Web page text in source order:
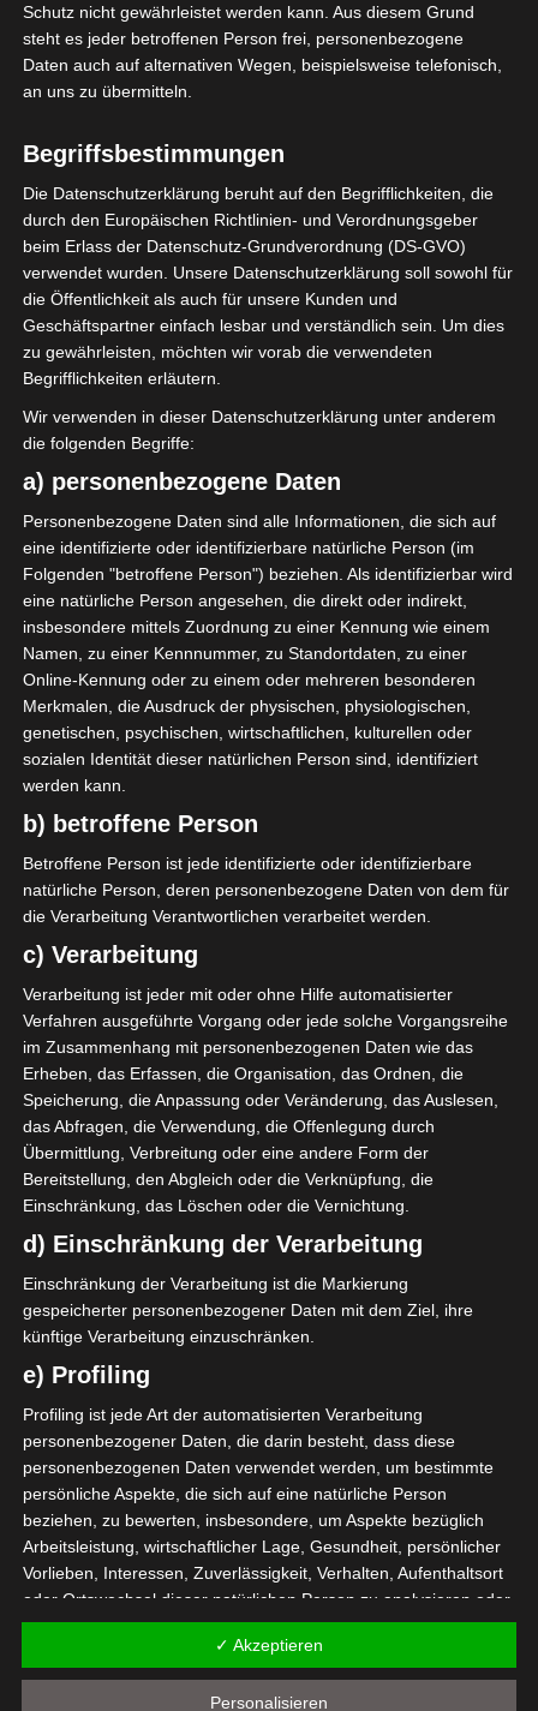
Sie befinden sich hier:Startseite» Spieler»Mohamed
Iyadh Riahi
Mohamed Iyadh Riahi
Voller Name
Position Defensivspieler
Aktuelles Team Stade Tunisien (ST)
Nationalität
Geburtstag
21. Dezember 2005
Alter 20
GESAMTE STATISTIK
Ligue 1 Pro (Tunesien)
LETZTE BEGEGNUNGEN
Datum Ergebnis
Meisterschaft Tunesien 2025/2026 -
Ligue 1
23 Nov. 2025
Heim
90` 1
Nidhal Amor
Dhiaeddine Jebli
Die nächsten Begegnungen
SPIELTAG 1
PS Sakiet Eddaïer
- -
JS Omrane
Schutz nicht gewährleistet werden kann. Aus diesem Grund
steht es jeder betroffenen Person frei, personenbezogene
Daten auch auf alternativen Wegen, beispielsweise telefonisch,
an uns zu übermitteln.
Begriffsbestimmungen
Die Datenschutzerklärung beruht auf den Begrifflichkeiten, die
durch den Europäischen Richtlinien- und Verordnungsgeber
beim Erlass der Datenschutz-Grundverordnung (DS-GVO)
verwendet wurden. Unsere Datenschutzerklärung soll sowohl für
die Öffentlichkeit als auch für unsere Kunden und
Geschäftspartner einfach lesbar und verständlich sein. Um dies
zu gewährleisten, möchten wir vorab die verwendeten
Begrifflichkeiten erläutern.
Wir verwenden in dieser Datenschutzerklärung unter anderem
die folgenden Begriffe:
a) personenbezogene Daten
Personenbezogene Daten sind alle Informationen, die sich auf
eine identifizierte oder identifizierbare natürliche Person (im
Folgenden "betroffene Person") beziehen. Als identifizierbar wird
eine natürliche Person angesehen, die direkt oder indirekt,
insbesondere mittels Zuordnung zu einer Kennung wie einem
Namen, zu einer Kennnummer, zu Standortdaten, zu einer
Online-Kennung oder zu einem oder mehreren besonderen
Merkmalen, die Ausdruck der physischen, physiologischen,
genetischen, psychischen, wirtschaftlichen, kulturellen oder
sozialen Identität dieser natürlichen Person sind, identifiziert
werden kann.
b) betroffene Person
Betroffene Person ist jede identifizierte oder identifizierbare
natürliche Person, deren personenbezogene Daten von dem für
die Verarbeitung Verantwortlichen verarbeitet werden.
c) Verarbeitung
Verarbeitung ist jeder mit oder ohne Hilfe automatisierter
Verfahren ausgeführte Vorgang oder jede solche Vorgangsreihe
im Zusammenhang mit personenbezogenen Daten wie das
Erheben, das Erfassen, die Organisation, das Ordnen, die
Speicherung, die Anpassung oder Veränderung, das Auslesen,
das Abfragen, die Verwendung, die Offenlegung durch
Übermittlung, Verbreitung oder eine andere Form der
Bereitstellung, den Abgleich oder die Verknüpfung, die
Einschränkung, das Löschen oder die Vernichtung.
d) Einschränkung der Verarbeitung
Einschränkung der Verarbeitung ist die Markierung
gespeicherter personenbezogener Daten mit dem Ziel, ihre
künftige Verarbeitung einzuschränken.
e) Profiling
Profiling ist jede Art der automatisierten Verarbeitung
personenbezogener Daten, die darin besteht, dass diese
personenbezogenen Daten verwendet werden, um bestimmte
persönliche Aspekte, die sich auf eine natürliche Person
beziehen, zu bewerten, insbesondere, um Aspekte bezüglich
Arbeitsleistung, wirtschaftlicher Lage, Gesundheit, persönlicher
Vorlieben, Interessen, Zuverlässigkeit, Verhalten, Aufenthaltsort
oder Ortswechsel dieser natürlichen Person zu analysieren oder
vorherzusagen.
f) Pseudonymisierung
Pseudonymisierung ist die Verarbeitung personenbezogener
✓ Akzeptieren
Personalisieren